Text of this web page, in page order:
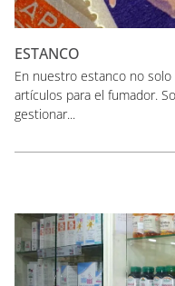
ESTANCO
En nuestro estanco no
artículos para el fumador.
gestionar...